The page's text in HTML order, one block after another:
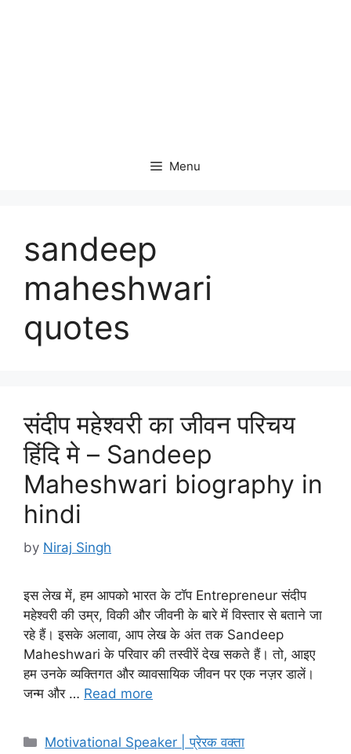
Menu
sandeep
maheshwari
quotes
संदीप महेश्वरी का जीवन परिचय
हिंदि मे – Sandeep
Maheshwari biography in
hindi
by Niraj Singh
इस लेख में, हम आपको भारत के टॉप Entrepreneur संदीप
महेश्वरी की उम्र, विकी और जीवनी के बारे में विस्तार से बताने जा
रहे हैं। इसके अलावा, आप लेख के अंत तक Sandeep
Maheshwari के परिवार की तस्वीरें देख सकते हैं। तो, आइए
हम उनके व्यक्तिगत और व्यावसायिक जीवन पर एक नज़र डालें।
जन्म और … Read more
Categories
Motivational Speaker | प्रेरक वक्ता